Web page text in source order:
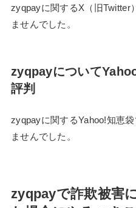
zyqpayに関するX（旧Twitter
ませんでした。
zyqpayについて
評判
zyqpayに関するYahoo!知恵
ませんでした。
zyqpayで詐欺被害